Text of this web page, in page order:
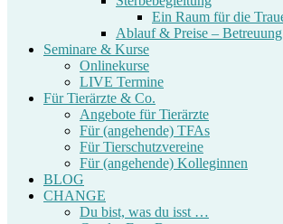
Ein Raum für die
Ablauf & Preise – Betreuung
Seminare & Kurse
Onlinekurse
LIVE Termine
Für Tierärzte & Co.
Angebote für Tierärzte
Für (angehende) TFAs
Für Tierschutzvereine
Für (angehende) Kolleginnen
BLOG
CHANGE
Du bist, was du isst …